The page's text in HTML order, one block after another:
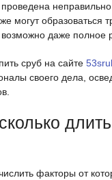
могут образоваться
даже полное
сруб на сайте
своего дела,
факторы от